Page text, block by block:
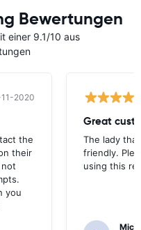
Bewertungen
einer 9.1/10 aus
2020
the
their
you
Great
The lady
friendly.
using this